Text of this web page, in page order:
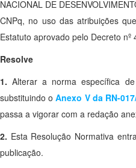
NACIONAL DE
CNPq, no uso das atribuições
Estatuto aprovado pelo Decreto
Resolve
1.Alterar a norma específica
substituindo oAnexo V da RN-
passa a vigorar com a redação
2. Esta Resolução Normativa
publicação.